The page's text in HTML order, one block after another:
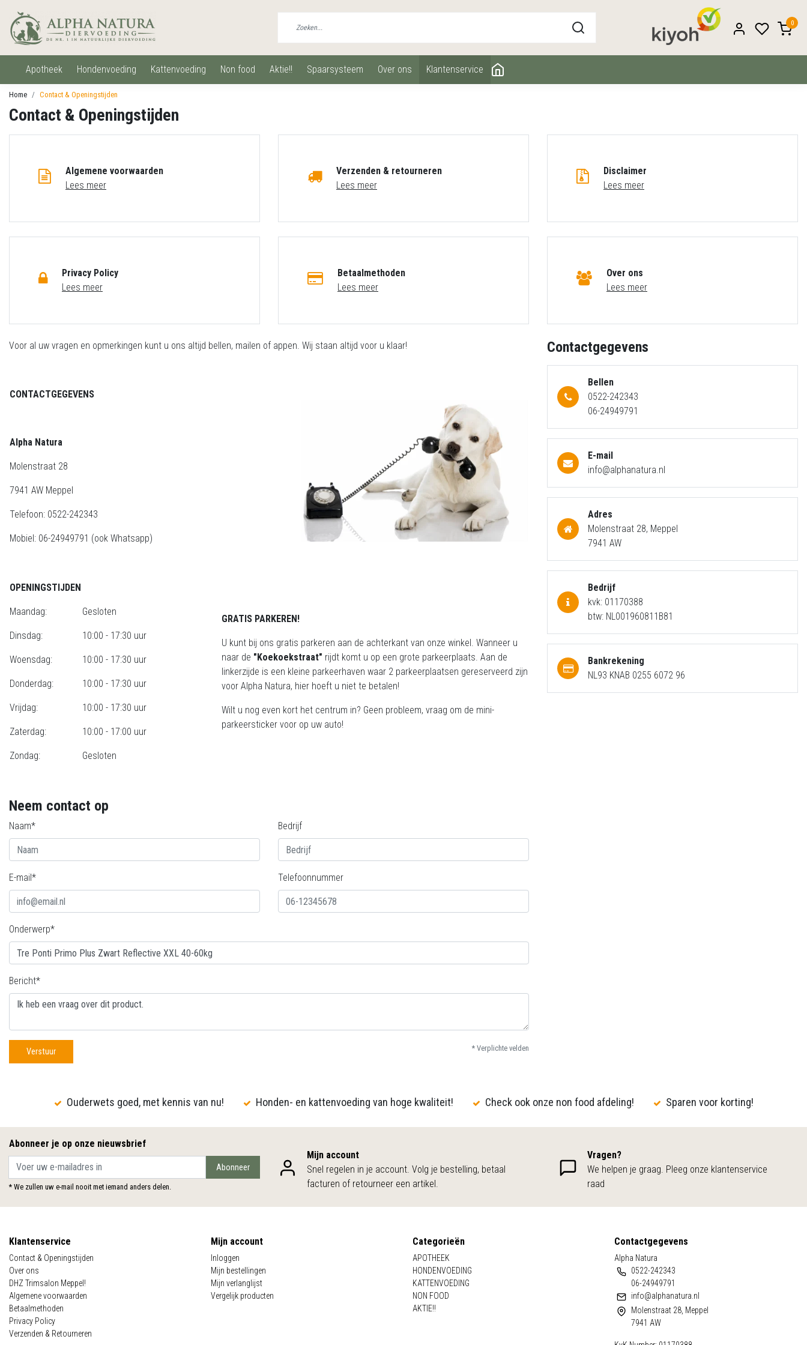
0
apotheek hondenvoeding kattenvoeding non food aktie!! spaarsysteem over ons klantenservice
Home Contact & Openingstijden
Contact & Openingstijden
Algemene voorwaarden
Lees meer
Verzenden & retourneren
Lees meer
Disclaimer
Lees meer
Privacy Policy
Lees meer
Betaalmethoden
Lees meer
Over ons
Lees meer
Voor al uw vragen en opmerkingen kunt u ons altijd bellen, mailen of appen. Wij staan altijd voor u klaar!
CONTACTGEGEVENS
Alpha Natura
Molenstraat 28
7941 AW Meppel
Telefoon: 0522-242343
Mobiel: 06-24949791 (ook Whatsapp)
OPENINGSTIJDEN
Maandag:
Dinsdag:
Woensdag:
Donderdag:
Vrijdag:
Zaterdag:
Zondag:
Gesloten
10:00 - 17:30 uur
10:00 - 17:30 uur
10:00 - 17:30 uur
10:00 - 17:30 uur
10:00 - 17:00 uur
Gesloten
GRATIS PARKEREN!
U kunt bij ons gratis parkeren aan de achterkant van onze winkel. Wanneer u
naar de "Koekoekstraat" rijdt komt u op een grote parkeerplaats. Aan de
linkerzijde is een kleine parkeerhaven waar 2 parkeerplaatsen gereserveerd zijn
voor Alpha Natura, hier hoeft u niet te betalen!
Wilt u nog even kort het centrum in? Geen probleem, vraag om de mini-
parkeersticker voor op uw auto!
Neem contact op
Naam* Bedrijf
E-mail* Telefoonnummer
Onderwerp*
Bericht*
Verstuur * Verplichte velden
Contactgegevens
Bellen
0522-242343
06-24949791
E-mail
info@alphanatura.nl
Adres
Molenstraat 28, Meppel
7941 AW
Bedrijf
kvk: 01170388
btw: NL001960811B81
Bankrekening
NL93 KNAB 0255 6072 96
Ouderwets goed, met kennis van nu! Honden- en kattenvoeding van hoge kwaliteit! Check ook onze non food afdeling! Sparen voor korting!
Abonneer je op onze nieuwsbrief
Abonneer
* We zullen uw e-mail nooit met iemand anders delen.
Mijn account
Snel regelen in je account. Volg je bestelling, betaal
facturen of retourneer een artikel.
Vragen?
We helpen je graag. Pleeg onze klantenservice
raad
Klantenservice
Contact & Openingstijden
Over ons
DHZ Trimsalon Meppel!
Algemene voorwaarden
Betaalmethoden
Privacy Policy
Verzenden & Retourneren
Mijn account
Inloggen
Mijn bestellingen
Mijn verlanglijst
Vergelijk producten
Categorieën
APOTHEEK
HONDENVOEDING
KATTENVOEDING
NON FOOD
AKTIE!!
Contactgegevens
Alpha Natura
0522-242343
06-24949791
info@alphanatura.nl
Molenstraat 28, Meppel
7941 AW